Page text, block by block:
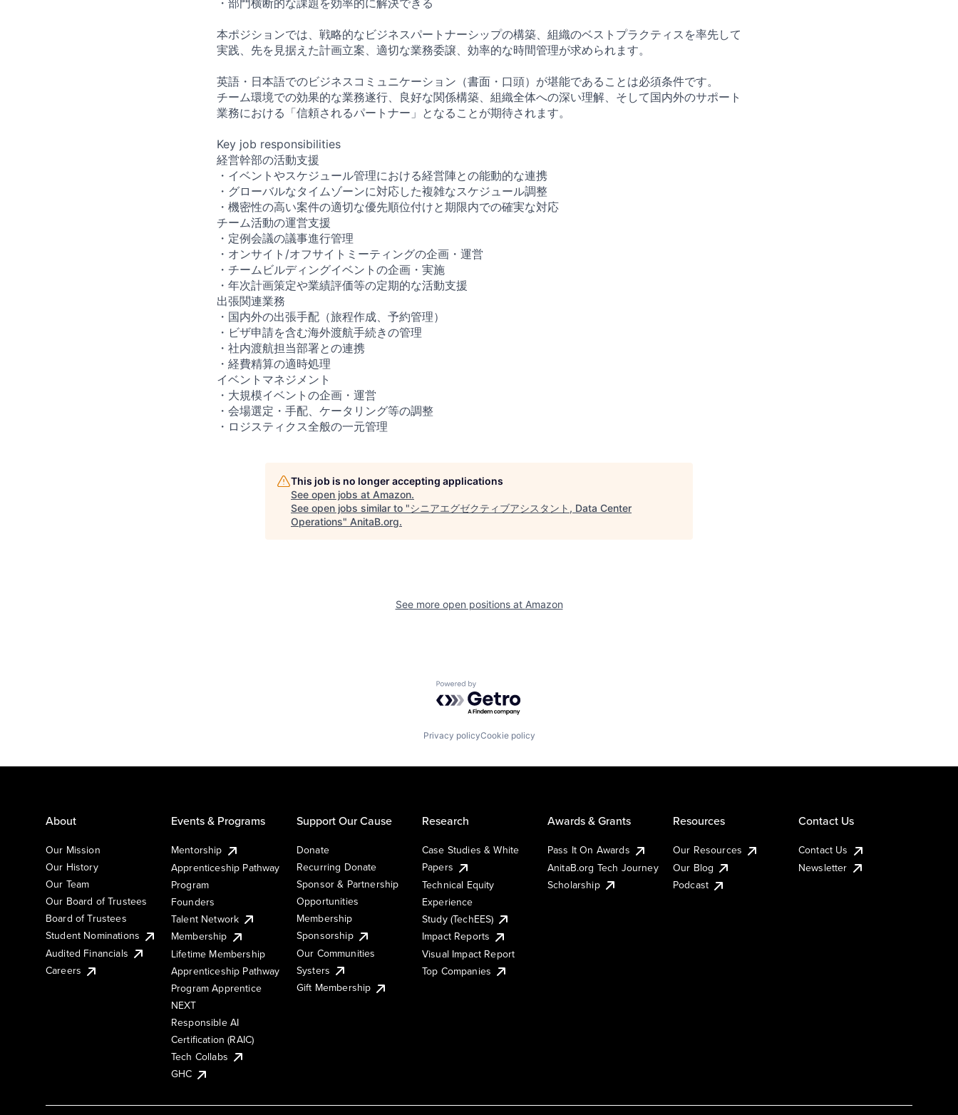
本ポジションでは、戦略的なビジネスパートナーシップの構築、組織のベストプラクティスを率先して
実践、先を見据えた計画立案、適切な業務委譲、効率的な時間管理が求められます。
英語・日本語でのビジネスコミュニケーション（書面・口頭）が堪能であることは必須条件です。
チーム環境での効果的な業務遂行、良好な関係構築、組織全体への深い理解、そして国内外のサポート
業務における「信頼されるパートナー」となることが期待されます。
Key job responsibilities
経営幹部の活動支援
・イベントやスケジュール管理における経営陣との能動的な連携
・グローバルなタイムゾーンに対応した複雑なスケジュール調整
・機密性の高い案件の適切な優先順位付けと期限内での確実な対応
チーム活動の運営支援
・定例会議の議事進行管理
・オンサイト/オフサイトミーティングの企画・運営
・チームビルディングイベントの企画・実施
・年次計画策定や業績評価等の定期的な活動支援
出張関連業務
・国内外の出張手配（旅程作成、予約管理）
・ビザ申請を含む海外渡航手続きの管理
・社内渡航担当部署との連携
・経費精算の適時処理
イベントマネジメント
・大規模イベントの企画・運営
・会場選定・手配、ケータリング等の調整
・ロジスティクス全般の一元管理
This job is no longer accepting applications
See open jobs at Amazon.
See open jobs similar to "シニアエグゼクティブアシスタント, Data Center
Operations" AnitaB.org.
See more open positions at Amazon
Powered by Getro.com
Privacy policyCookie policy
About
Our Mission
Our History
Our Team
Our Board of Trustees
Board of Trustees
Student Nominations
Audited Financials
Careers
Events & Programs
Mentorship
Apprenticeship Pathway
Program
Founders
Talent Network
Membership
Lifetime Membership
Apprenticeship Pathway
Program Apprentice
NEXT
Responsible AI
Certification (RAIC)
Tech Collabs
GHC
Support Our Cause
Donate
Recurring Donate
Sponsor & Partnership
Opportunities
Membership
Sponsorship
Our Communities
Systers
Gift Membership
Research
Case Studies & White
Papers
Technical Equity
Experience
Study (TechEES)
Impact Reports
Visual Impact Report
Top Companies
Awards & Grants
Pass It On Awards
AnitaB.org Tech Journey
Scholarship
Resources
Our Resources
Our Blog
Podcast
Contact Us
Contact Us
Newsletter